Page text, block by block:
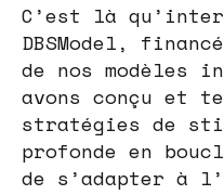
C’est là
DBSModel,
de nos modèles
avons conçu et
stratégies de
profonde en
de s’adapter à